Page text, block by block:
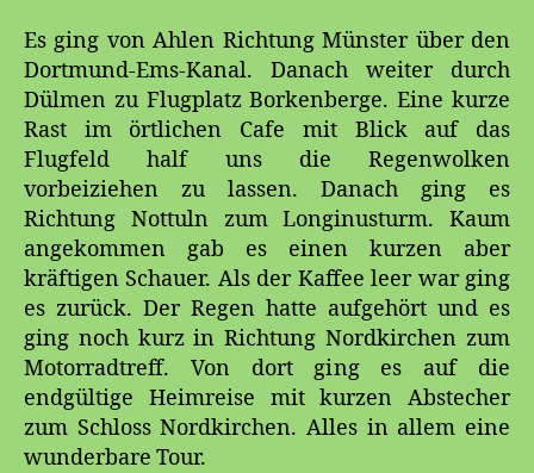
Es ging von Ahlen Richtung Münster über den
Dortmund-Ems-Kanal. Danach weiter durch
Dülmen zu Flugplatz Borkenberge. Eine kurze
Rast im örtlichen Cafe mit Blick auf das
Flugfeld half uns die Regenwolken
vorbeiziehen zu lassen. Danach ging es
Richtung Nottuln zum Longinusturm. Kaum
angekommen gab es einen kurzen aber
kräftigen Schauer. Als der Kaffee leer war ging
es zurück. Der Regen hatte aufgehört und es
ging noch kurz in Richtung Nordkirchen zum
Motorradtreff. Von dort ging es auf die
endgültige Heimreise mit kurzen Abstecher
zum Schloss Nordkirchen. Alles in allem eine
wunderbare Tour.